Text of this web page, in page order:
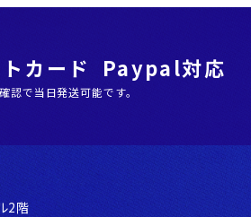
トカード Paypal対応
認で当日発送可能です。
2階